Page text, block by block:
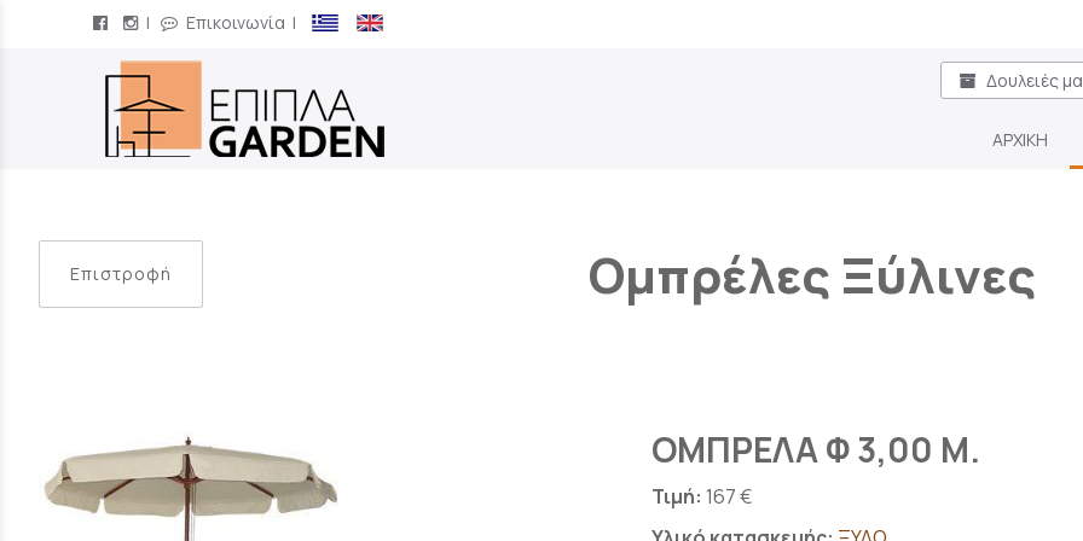
| Επικοινωνία |
Δουλειές
/
ΑΡΧΙΚΗ
Ομπρέλες Ξύλινες
Επιστροφή
ΟΜΠΡΕΛΑ Φ 3,00 Μ.
Τιμή: 167 €